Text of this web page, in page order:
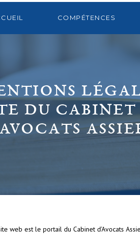
COMPÉTENCES
DU CABINET
web est le portail du Cabinet d’Avocats